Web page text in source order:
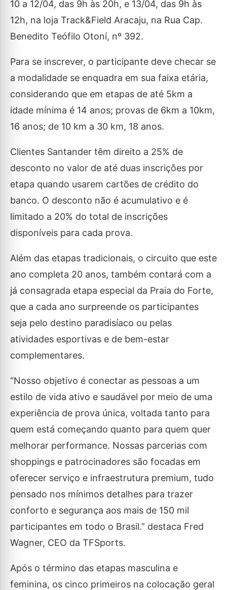
10 a 12/04, das 9h às 20h, e 13/04, das 9h às
12h, na loja Track&Field Aracaju, na Rua Cap.
Benedito Teófilo Otoní, nº 392.
Para se inscrever, o participante deve checar se
a modalidade se enquadra em sua faixa etária,
considerando que em etapas de até 5km a
idade mínima é 14 anos; provas de 6km a 10km,
16 anos; de 10 km a 30 km, 18 anos.
Clientes Santander têm direito a 25% de
desconto no valor de até duas inscrições por
etapa quando usarem cartões de crédito do
banco. O desconto não é acumulativo e é
limitado a 20% do total de inscrições
disponíveis para cada prova.
Além das etapas tradicionais, o circuito que este
ano completa 20 anos, também contará com a
já consagrada etapa especial da Praia do Forte,
que a cada ano surpreende os participantes
seja pelo destino paradisíaco ou pelas
atividades esportivas e de bem-estar
complementares.
“Nosso objetivo é conectar as pessoas a um
estilo de vida ativo e saudável por meio de uma
experiência de prova única, voltada tanto para
quem está começando quanto para quem quer
melhorar performance. Nossas parcerias com
shoppings e patrocinadores são focadas em
oferecer serviço e infraestrutura premium, tudo
pensado nos mínimos detalhes para trazer
conforto e segurança aos mais de 150 mil
participantes em todo o Brasil.” destaca Fred
Wagner, CEO da TFSports.
Após o término das etapas masculina e
feminina, os cinco primeiros na colocação geral